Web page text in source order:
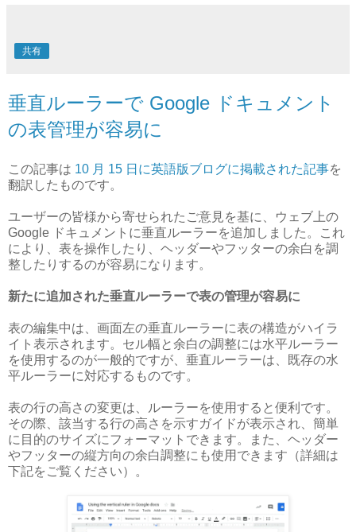
共有
垂直ルーラーで Google ドキュメント
の表管理が容易に
この記事は 10 月 15 日に英語版ブログに掲載された記事を
翻訳したものです。
ユーザーの皆様から寄せられたご意見を基に、ウェブ上の
Google ドキュメントに垂直ルーラーを追加しました。これ
により、表を操作したり、ヘッダーやフッターの余白を調
整したりするのが容易になります。
新たに追加された垂直ルーラーで表の管理が容易に
表の編集中は、画面左の垂直ルーラーに表の構造がハイラ
イト表示されます。セル幅と余白の調整には水平ルーラー
を使用するのが一般的ですが、垂直ルーラーは、既存の水
平ルーラーに対応するものです。
表の行の高さの変更は、ルーラーを使用すると便利です。
その際、該当する行の高さを示すガイドが表示され、簡単
に目的のサイズにフォーマットできます。また、ヘッダー
やフッターの縦方向の余白調整にも使用できます（詳細は
下記をご覧ください）。